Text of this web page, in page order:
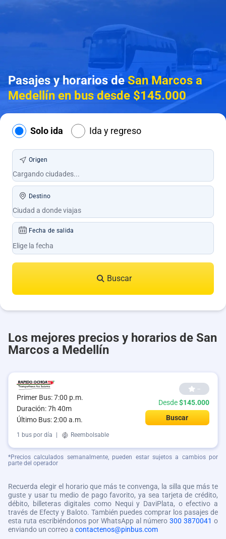
Pasajes y horarios deSan Marcos a
Medellín en bus desde $145.000
Solo ida Ida y regreso
Origen
Destino
Fecha de salida
Buscar
Los mejores precios y horarios de San
Marcos a Medellín
Primer Bus: 7:00 p.m.
Duración: 7h 40m
Último Bus: 2:00 a.m.
--
Desde$145.000
Buscar
1 bus por día Reembolsable
*Precios calculados semanalmente, pueden estar sujetos a cambios por
parte del operador
Recuerda elegir el horario que más te convenga, la silla que más te
guste y usar tu medio de pago favorito, ya sea tarjeta de crédito,
débito, billeteras digitales como Nequi y DaviPlata, o efectivo a
través de Efecty y Baloto. También puedes comprar los pasajes de
esta ruta escribiéndonos por WhatsApp al número 300 3870041 o
enviando un correo a contactenos@pinbus.com